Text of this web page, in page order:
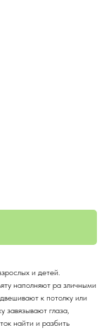
и детей.
наполняют ра зличными
к потолку или
завязывают глаза,
найти и разбить